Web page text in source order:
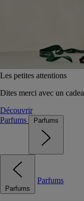
Les petites attentions
Dites merci avec un
Découvrir
Parfums
Parfums
Parfums
Parfums